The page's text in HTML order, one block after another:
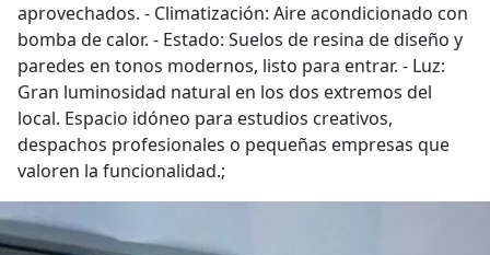
aprovechados. - Climatización: Aire acondicionado con
bomba de calor. - Estado: Suelos de resina de diseño y
paredes en tonos modernos, listo para entrar. - Luz:
Gran luminosidad natural en los dos extremos del
local. Espacio idóneo para estudios creativos,
despachos profesionales o pequeñas empresas que
valoren la funcionalidad.;